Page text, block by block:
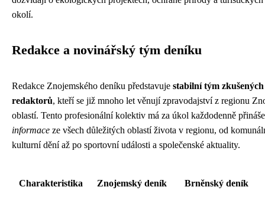
okolí.
Redakce a novinářský tým deníku
Redakce Znojemského deníku představuje stabilní tým
redaktorů, kteří se již mnoho let věnují zpravodajství z regionu
oblastí. Tento profesionální kolektiv má za úkol každodenně
informace ze všech důležitých oblastí života v regionu, od
kulturní dění až po sportovní události a společenské aktuality.
Charakteristika Znojemský deník Brněnský deník